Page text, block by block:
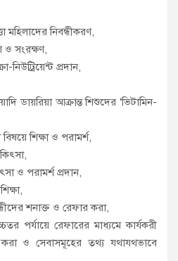
মহিলাদের নিবন্ধীকরণ,
ও সংরক্ষণ,
নিউট্রিয়েন্ট প্রদান,
ডায়রিয়া আক্রান্ত শিশুদের ‘ভিটামিন-
শিক্ষা ও পরামর্শ,
ও পরামর্শ প্রদান,
শনাক্ত ও রেফার করা,
পর্যায়ে রেফারের মাধ্যমে কার্যকরী
করা ও সেবাসমূহের তথ্য যথাযথভাবে